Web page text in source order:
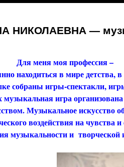
НИКОЛАЕВНА —
моя
находиться в мире детства,
собраны игры-спектакли,
игра организована
Музыкальное искусство
воздействия на чувства
музыкальности и творческой